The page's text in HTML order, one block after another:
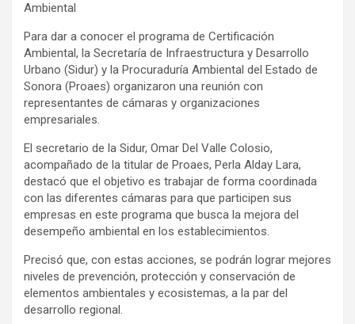
Ambiental
Para dar a conocer el programa de Certificación
Ambiental, la Secretaría de Infraestructura y Desarrollo
Urbano (Sidur) y la Procuraduría Ambiental del Estado de
Sonora (Proaes) organizaron una reunión con
representantes de cámaras y organizaciones
empresariales.
El secretario de la Sidur, Omar Del Valle Colosio,
acompañado de la titular de Proaes, Perla Alday Lara,
destacó que el objetivo es trabajar de forma coordinada
con las diferentes cámaras para que participen sus
empresas en este programa que busca la mejora del
desempeño ambiental en los establecimientos.
Precisó que, con estas acciones, se podrán lograr mejores
niveles de prevención, protección y conservación de
elementos ambientales y ecosistemas, a la par del
desarrollo regional.